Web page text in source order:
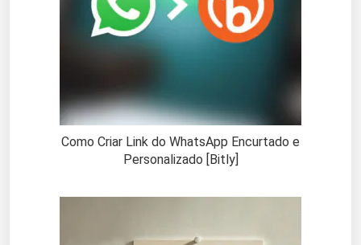
Como Criar Link do WhatsApp Encurtado e
Personalizado [Bitly]